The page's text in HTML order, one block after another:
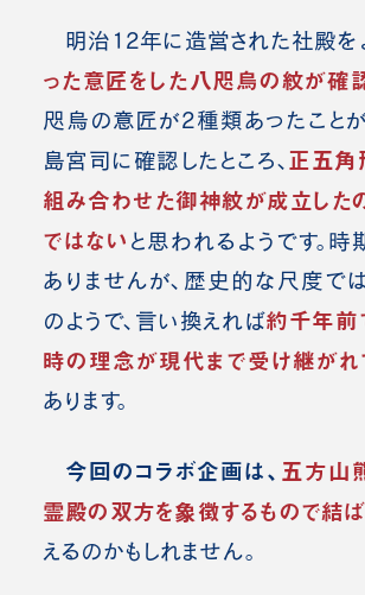
明治12年に造営された社殿をよ
った意匠をした八咫烏の紋が確
咫烏の意匠が2種類あったことが
島宮司に確認したところ、 正五角
組み合わせた御神紋が成立した
ではない と思われるようです。 時
ありませんが、歴史的な尺度で
のようで、言い換えれば約千年前
時の理念が現代まで受け継がれ
あります。
今回のコラボ企画は、 五方山
霊殿の双方を象徴するもので結
えるのかもしれません。